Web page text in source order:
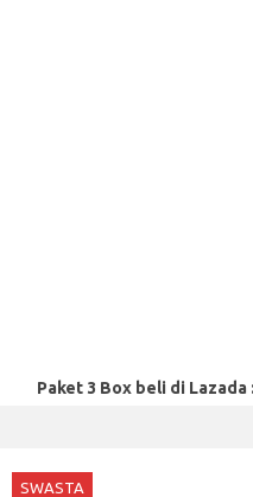
Paket 3 Box beli di Lazada :
SWASTA